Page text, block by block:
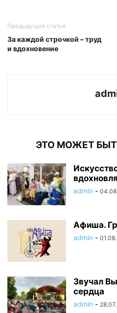
Предыдущая статья
За каждой строчкой – труд
и вдохновение
ЭТО МОЖЕТ
admin -
Афиша.
admin -
Звучал
сердца
admin -